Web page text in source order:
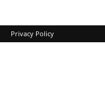
Privacy Policy